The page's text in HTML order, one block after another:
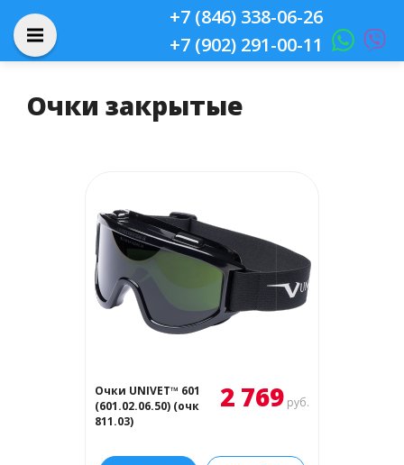
+7 (846) 338-06-26
+7 (902) 291-00-11
Очки закрытые
Очки UNIVET™ 601
(601.02.06.50) (очк
811.03)
2 769 руб.